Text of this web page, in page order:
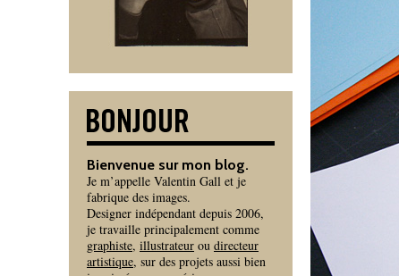
Bienvenue sur mon blog.
Je m’appelle Valentin Gall et je
fabrique des images.
Designer indépendant depuis 2006,
je travaille principalement comme
graphiste, illustrateur ou directeur
artistique, sur des projets aussi bien